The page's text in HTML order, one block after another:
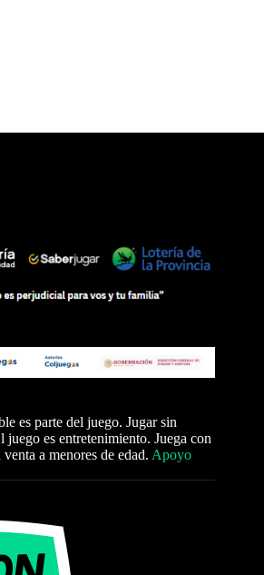
es parte del juego. Jugar sin
es entretenimiento. Juega con
a menores de edad. Apoyo